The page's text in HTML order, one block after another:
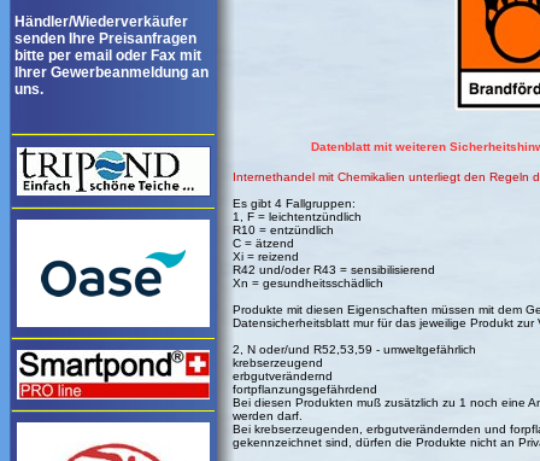
Händler/Wiederverkäufer
senden Ihre Preisanfragen
bitte per email oder Fax mit
Ihrer Gewerbeanmeldung an
uns.
Datenblatt mit weiteren
Internethandel mit Chemikalien unterliegt den Regeln
Es gibt 4 Fallgruppen:
1, F = leichtentzündlich
R10 = entzündlich
C = ätzend
Xi = reizend
R42 und/oder R43 = sensibilisierend
Xn = gesundheitsschädlich
Produkte mit diesen Eigenschaften müssen mit dem
Datensicherheitsblatt mur für das jeweilige Produkt
2, N oder/und R52,53,59 - umweltgefährlich
krebserzeugend
erbgutverändernd
fortpflanzungsgefährdend
Bei diesen Produkten muß zusätzlich zu 1 noch eine
werden darf.
Bei krebserzeugenden, erbgutverändernden und
gekennzeichnet sind, dürfen die Produkte nicht an